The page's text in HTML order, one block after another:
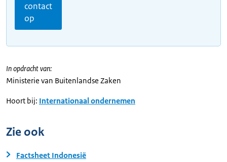
contact
op
In opdracht van:
Ministerie van Buitenlandse Zaken
Hoort bij: Internationaal ondernemen
Zie ook
Factsheet Indonesië